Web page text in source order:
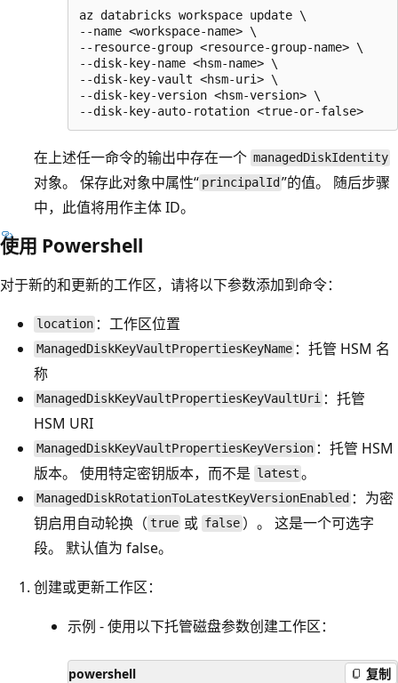
az databricks workspace update \
--name <workspace-name> \
--resource-group <resource-group-name> \
--disk-key-name <hsm-name> \
--disk-key-vault <hsm-uri> \
--disk-key-version <hsm-version> \
在上述任一命令的输出中存在一个 managedDiskIdentity
对象。 保存此对象中属性“ principalId ”的值。 随后步骤
中，此值将用作主体 ID。
使用 Powershell
对于新的和更新的工作区，请将以下参数添加到命令：
location ：工作区位置
ManagedDiskKeyVaultPropertiesKeyName ：托管 HSM 名
称
ManagedDiskKeyVaultPropertiesKeyVaultUri ：托管
HSM URI
ManagedDiskKeyVaultPropertiesKeyVersion ：托管 HSM
版本。 使用特定密钥版本，而不是 latest 。
ManagedDiskRotationToLatestKeyVersionEnabled ：为密
钥启用自动轮换（ true 或 false）。 这是一个可选字
段。 默认值为 false。
创建或更新工作区：
示例 - 使用以下托管磁盘参数创建工作区：
powershell 复制